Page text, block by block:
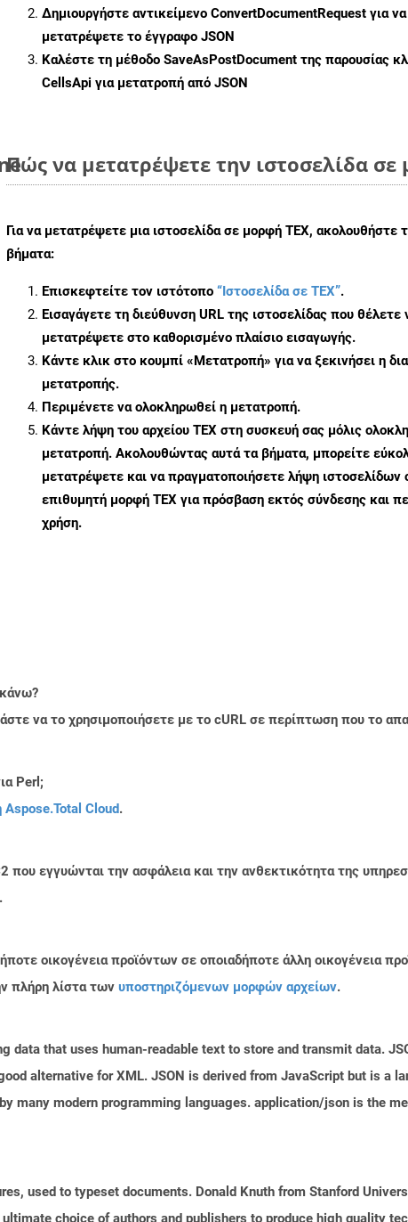
Δημιουργήστε αντικείμενο ConvertDocumentRequest για να
μετατρέψετε το έγγραφο JSON
Καλέστε τη μέθοδο SaveAsPostDocument της παρουσίας
CellsApi για μετατροπή από JSON
Πώς να μετατρέψετε την ιστοσελίδα σε
Για να μετατρέψετε μια ιστοσελίδα σε μορφή TEX, ακολουθήστε
βήματα:
Επισκεφτείτε τον ιστότοπο “Ιστοσελίδα σε TEX”.
Εισαγάγετε τη διεύθυνση URL της ιστοσελίδας που θέλετε
μετατρέψετε στο καθορισμένο πλαίσιο εισαγωγής.
Κάντε κλικ στο κουμπί «Μετατροπή» για να ξεκινήσει η
μετατροπής.
Περιμένετε να ολοκληρωθεί η μετατροπή.
Κάντε λήψη του αρχείου TEX στη συσκευή σας μόλις
μετατροπή. Ακολουθώντας αυτά τα βήματα, μπορείτε
μετατρέψετε και να πραγματοποιήσετε λήψη ιστοσελίδων
επιθυμητή μορφή TEX για πρόσβαση εκτός σύνδεσης και
χρήση.
να το χρησιμοποιήσετε με το cURL σε περίπτωση που το
Perl;
Cloud.
που εγγυώνται την ασφάλεια και την ανθεκτικότητα της
οικογένεια προϊόντων σε οποιαδήποτε άλλη οικογένεια
πλήρη λίστα των υποστηριζόμενων μορφών αρχείων.
data that uses human-readable text to store and transmit data.
alternative for XML. JSON is derived from JavaScript but is a
many modern programming languages. application/json is the
used to typeset documents. Donald Knuth from Stanford
choice of authors and publishers to produce high quality